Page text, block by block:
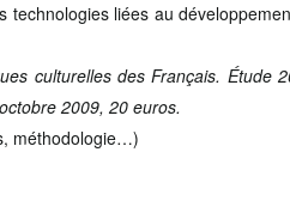
liées au
culturelles des Français. Étude
2009, 20 euros.
méthodologie…)